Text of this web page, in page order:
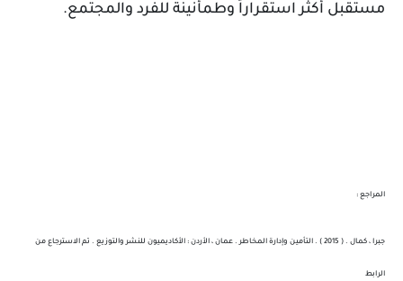
مستقبل أكثر استقراراً وطمأنينة للفرد والمجتمع.
المراجع :
جبرا ، كمال . ( 2015 ) . التأمين وإدارة المخاطر . عمان ، الأردن : الأكاديميون للنشر والتوزيع . تم الاسترجاع من
الرابط